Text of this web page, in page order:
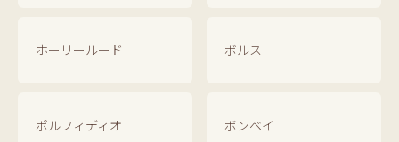
ホーリールード ボルス
ポルフィディオ ボンベイ